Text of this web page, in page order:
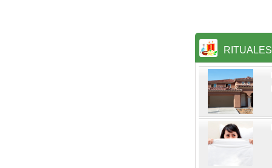
RITUALES